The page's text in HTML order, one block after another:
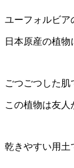
ユーフォルビア
日本原産の植物
ごつごつした
この植物は友人
乾きやすい用土